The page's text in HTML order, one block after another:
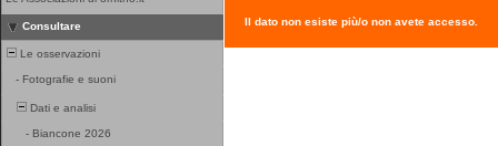
Consultare
Le osservazioni
- Fotografie e suoni
Dati e analisi
- Biancone 2026
Il dato non esiste più/o non avete accesso.